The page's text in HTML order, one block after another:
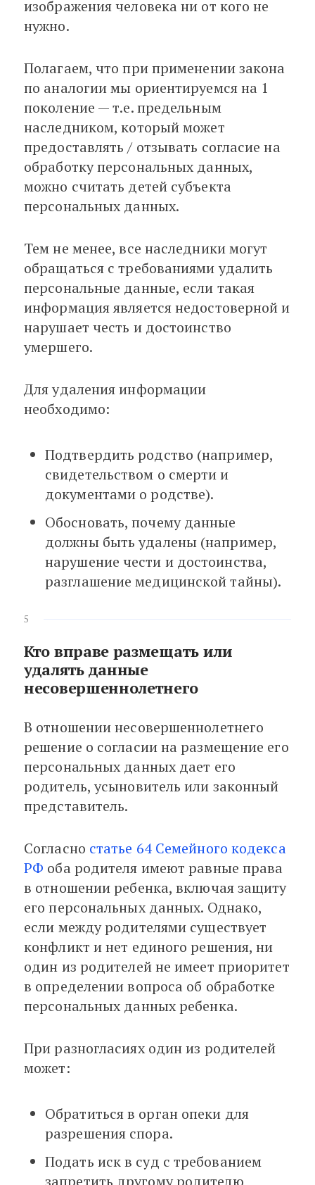
изображения человека ни от кого не
нужно.
Полагаем, что при применении закона
по аналогии мы ориентируемся на 1
поколение — т.е. предельным
наследником, который может
предоставлять / отзывать согласие на
обработку персональных данных,
можно считать детей субъекта
персональных данных.
Тем не менее, все наследники могут
обращаться с требованиями удалить
персональные данные, если такая
информация является недостоверной и
нарушает честь и достоинство
умершего.
Для удаления информации
необходимо:
Подтвердить родство (например,
свидетельством о смерти и
документами о родстве).
Обосновать, почему данные
должны быть удалены (например,
нарушение чести и достоинства,
разглашение медицинской тайны).
5
Кто вправе размещать или
удалять данные
несовершеннолетнего
В отношении несовершеннолетнего
решение о согласии на размещение его
персональных данных дает его
родитель, усыновитель или законный
представитель.
Согласно статье 64 Семейного кодекса
РФ оба родителя имеют равные права
в отношении ребенка, включая защиту
его персональных данных. Однако,
если между родителями существует
конфликт и нет единого решения, ни
один из родителей не имеет приоритет
в определении вопроса об обработке
персональных данных ребенка.
При разногласиях один из родителей
может:
Обратиться в орган опеки для
разрешения спора.
Подать иск в суд с требованием
запретить другому родителю